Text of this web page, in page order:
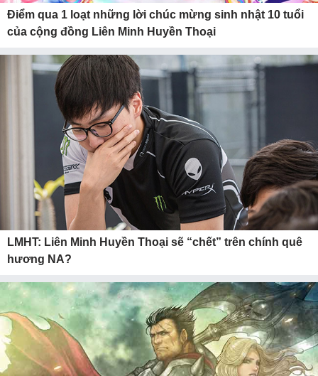
Điểm qua 1 loạt những lời chúc mừng sinh nhật 10 tuổi
của cộng đồng Liên Minh Huyền Thoại
LMHT: Liên Minh Huyền Thoại sẽ “chết” trên chính quê
hương NA?